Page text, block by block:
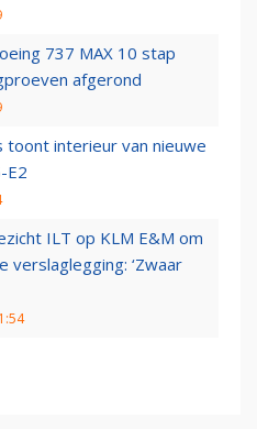
737 MAX 10 stap
afgerond
toont interieur van nieuwe
E2
ILT op KLM E&M om
verslaglegging: ‘Zwaar